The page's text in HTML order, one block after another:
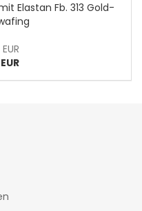
Elastan Fb. 313 Gold-